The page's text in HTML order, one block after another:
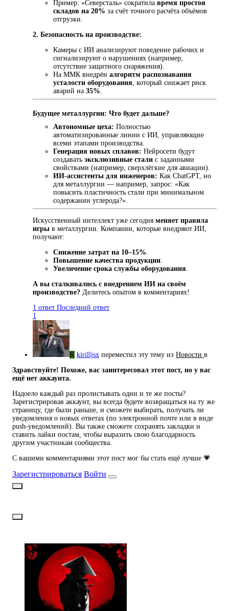
Пример: «Северсталь» сократила время простоя
складов на 20% за счёт точного расчёта объёмов
отгрузки.
2. Безопасность на производстве:
Камеры с ИИ анализируют поведение рабочих и
сигнализируют о нарушениях (например,
отсутствие защитного снаряжения).
На ММК внедрён алгоритм распознавания
усталости оборудования , который снижает риск
аварий на 35%
Будущее металлургии: Что будет дальше?
Автономные цеха: Полностью
автоматизированные линии с ИИ, управляющие
всеми этапами производства.
Генерация новых сплавов: Нейросети будут
создавать эксклюзивные стали с заданными
свойствами (например, сверхлёгкие для авиации).
ИИ-ассистенты для инженеров: Как ChatGPT, но
для металлургии — например, запрос: «Как
повысить пластичность стали при минимальном
содержании углерода?».
Искусственный интеллект уже сегодня меняет правила
игры в металлургии. Компании, которые внедряют ИИ,
получают:
Снижение затрат на 10–15%
Повышение качества продукции
Увеличение срока службы оборудования
А вы сталкивались с внедрением ИИ на своём
производстве? Делитесь опытом в комментариях!
1 ответ Последний ответ
1
K kirilljsx переместил эту тему из Новости в
Здравствуйте! Похоже, вас заинтересовал этот пост, но у вас
ещё нет аккаунта.
Надоело каждый раз пролистывать одни и те же посты?
Зарегистрировав аккаунт, вы всегда будете возвращаться на ту же
страницу, где были раньше, и сможете выбирать, получать ли
уведомления о новых ответах (по электронной почте или в виде
push-уведомлений). Вы также сможете сохранять закладки и
ставить лайки постам, чтобы выразить свою благодарность
другим участникам сообщества.
С вашими комментариями этот пост мог бы стать ещё лучше 💗
Зарегистрироваться Войти